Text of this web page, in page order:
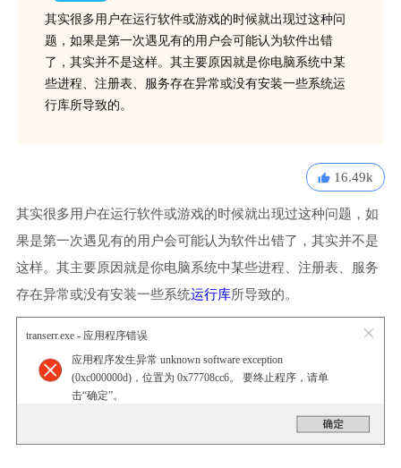
其实很多用户在运行软件或游戏的时候就出现过这种问
题，如果是第一次遇见有的用户会可能认为软件出错
了，其实并不是这样。其主要原因就是你电脑系统中某
些进程、注册表、服务存在异常或没有安装一些系统运
行库所导致的。
16.49k
其实很多用户在运行软件或游戏的时候就出现过这种问题，如
果是第一次遇见有的用户会可能认为软件出错了，其实并不是
这样。其主要原因就是你电脑系统中某些进程、注册表、服务
存在异常或没有安装一些系统运行库所导致的。
transerr.exe - 应用程序错误
应用程序发生异常 unknown software exception
(0xc000000d)，位置为 0x77708cc6。 要终止程序，请单
击“确定”。